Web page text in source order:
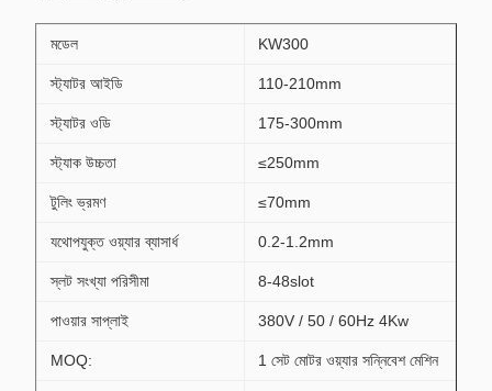
মডেল KW300
স্ট্যাটর আইডি 110-210mm
স্ট্যাটর ওডি 175-300mm
স্ট্যাক উচ্চতা ≤250mm
টুলিং ভ্রমণ ≤70mm
যথোপযুক্ত ওয়্যার ব্যাসার্ধ 0.2-1.2mm
স্লট সংখ্যা পরিসীমা 8-48slot
পাওয়ার সাপ্লাই 380V / 50 / 60Hz 4Kw
MOQ: 1 সেট মোটর ওয়্যার সন্নিবেশ মেশিন